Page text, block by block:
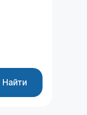
Найти